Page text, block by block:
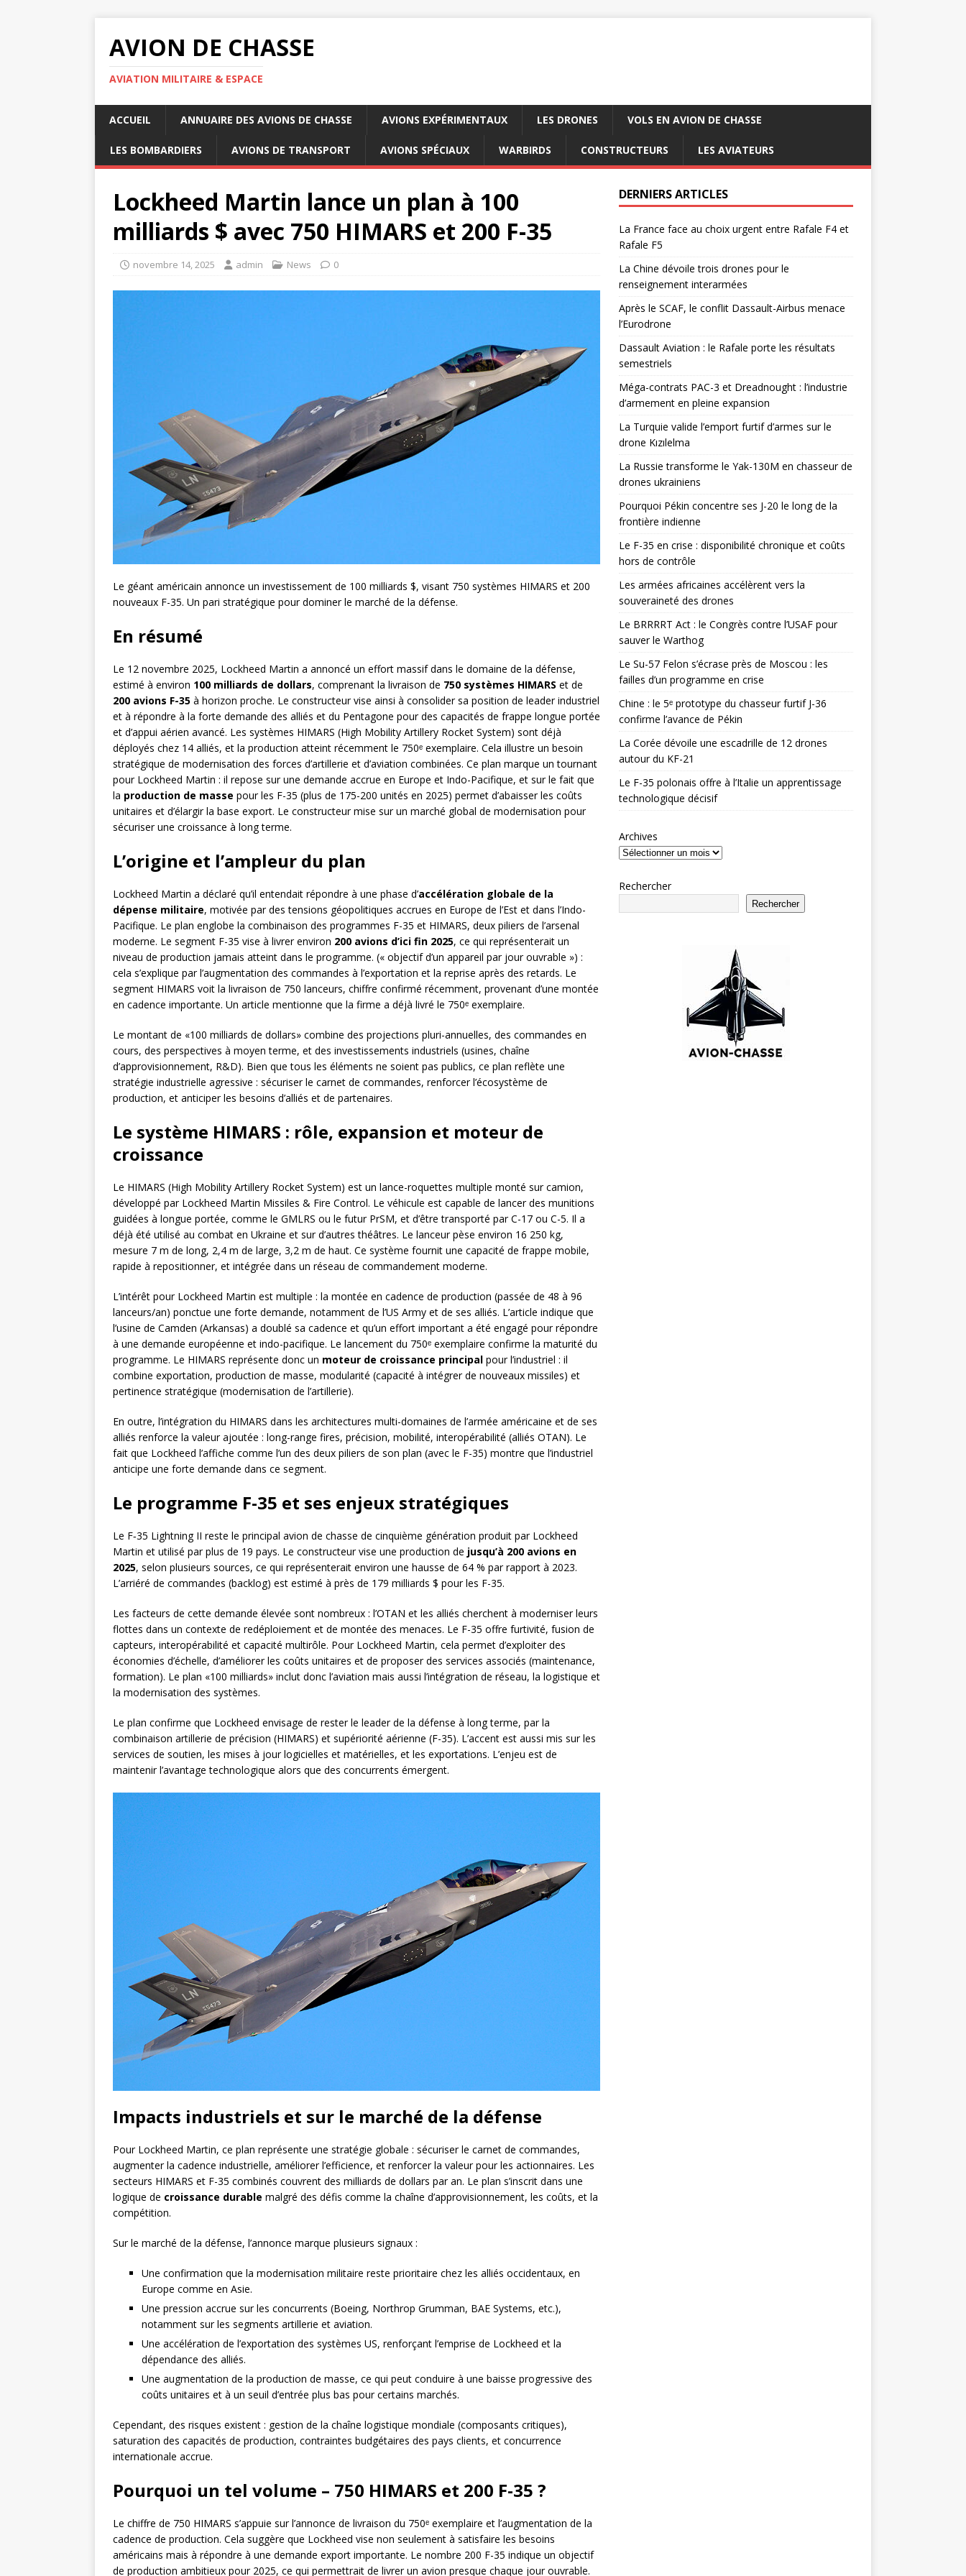
AVION DE CHASSE
AVIATION MILITAIRE & ESPACE
ACCUEIL ANNUAIRE DES AVIONS DE CHASSE AVIONS EXPÉRIMENTAUX LES DRONES VOLS EN AVION DE CHASSE
LES BOMBARDIERS AVIONS DE TRANSPORT AVIONS SPÉCIAUX WARBIRDS CONSTRUCTEURS LES AVIATEURS
Lockheed Martin lance un plan à 100
milliards $ avec 750 HIMARS et 200 F-35
novembre 14, 2025 admin News 0
Le géant américain annonce un investissement de 100 milliards $, visant 750 systèmes HIMARS et 200
nouveaux F-35. Un pari stratégique pour dominer le marché de la défense.
En résumé
Le 12 novembre 2025, Lockheed Martin a annoncé un effort massif dans le domaine de la défense,
estimé à environ 100 milliards de dollars, comprenant la livraison de 750 systèmes HIMARS et de
200 avions F-35 à horizon proche. Le constructeur vise ainsi à consolider sa position de leader industriel
et à répondre à la forte demande des alliés et du Pentagone pour des capacités de frappe longue portée
et d’appui aérien avancé. Les systèmes HIMARS (High Mobility Artillery Rocket System) sont déjà
déployés chez 14 alliés, et la production atteint récemment le 750ᵉ exemplaire. Cela illustre un besoin
stratégique de modernisation des forces d’artillerie et d’aviation combinées. Ce plan marque un tournant
pour Lockheed Martin : il repose sur une demande accrue en Europe et Indo-Pacifique, et sur le fait que
la production de masse pour les F-35 (plus de 175-200 unités en 2025) permet d’abaisser les coûts
unitaires et d’élargir la base export. Le constructeur mise sur un marché global de modernisation pour
sécuriser une croissance à long terme.
L’origine et l’ampleur du plan
Lockheed Martin a déclaré qu’il entendait répondre à une phase d’accélération globale de la
dépense militaire, motivée par des tensions géopolitiques accrues en Europe de l’Est et dans l’Indo-
Pacifique. Le plan englobe la combinaison des programmes F-35 et HIMARS, deux piliers de l’arsenal
moderne. Le segment F-35 vise à livrer environ 200 avions d’ici fin 2025, ce qui représenterait un
niveau de production jamais atteint dans le programme. (« objectif d’un appareil par jour ouvrable ») :
cela s’explique par l’augmentation des commandes à l’exportation et la reprise après des retards. Le
segment HIMARS voit la livraison de 750 lanceurs, chiffre confirmé récemment, provenant d’une montée
en cadence importante. Un article mentionne que la firme a déjà livré le 750ᵉ exemplaire.
Le montant de «100 milliards de dollars» combine des projections pluri-annuelles, des commandes en
cours, des perspectives à moyen terme, et des investissements industriels (usines, chaîne
d’approvisionnement, R&D). Bien que tous les éléments ne soient pas publics, ce plan reflète une
stratégie industrielle agressive : sécuriser le carnet de commandes, renforcer l’écosystème de
production, et anticiper les besoins d’alliés et de partenaires.
Le système HIMARS : rôle, expansion et moteur de
croissance
Le HIMARS (High Mobility Artillery Rocket System) est un lance-roquettes multiple monté sur camion,
développé par Lockheed Martin Missiles & Fire Control. Le véhicule est capable de lancer des munitions
guidées à longue portée, comme le GMLRS ou le futur PrSM, et d’être transporté par C-17 ou C-5. Il a
déjà été utilisé au combat en Ukraine et sur d’autres théâtres. Le lanceur pèse environ 16 250 kg,
mesure 7 m de long, 2,4 m de large, 3,2 m de haut. Ce système fournit une capacité de frappe mobile,
rapide à repositionner, et intégrée dans un réseau de commandement moderne.
L’intérêt pour Lockheed Martin est multiple : la montée en cadence de production (passée de 48 à 96
lanceurs/an) ponctue une forte demande, notamment de l’US Army et de ses alliés. L’article indique que
l’usine de Camden (Arkansas) a doublé sa cadence et qu’un effort important a été engagé pour répondre
à une demande européenne et indo-pacifique. Le lancement du 750ᵉ exemplaire confirme la maturité du
programme. Le HIMARS représente donc un moteur de croissance principal pour l’industriel : il
combine exportation, production de masse, modularité (capacité à intégrer de nouveaux missiles) et
pertinence stratégique (modernisation de l’artillerie).
En outre, l’intégration du HIMARS dans les architectures multi-domaines de l’armée américaine et de ses
alliés renforce la valeur ajoutée : long-range fires, précision, mobilité, interopérabilité (alliés OTAN). Le
fait que Lockheed l’affiche comme l’un des deux piliers de son plan (avec le F-35) montre que l’industriel
anticipe une forte demande dans ce segment.
Le programme F-35 et ses enjeux stratégiques
Le F‑35 Lightning II reste le principal avion de chasse de cinquième génération produit par Lockheed
Martin et utilisé par plus de 19 pays. Le constructeur vise une production de jusqu’à 200 avions en
2025, selon plusieurs sources, ce qui représenterait environ une hausse de 64 % par rapport à 2023.
L’arriéré de commandes (backlog) est estimé à près de 179 milliards $ pour les F-35.
Les facteurs de cette demande élevée sont nombreux : l’OTAN et les alliés cherchent à moderniser leurs
flottes dans un contexte de redéploiement et de montée des menaces. Le F-35 offre furtivité, fusion de
capteurs, interopérabilité et capacité multirôle. Pour Lockheed Martin, cela permet d’exploiter des
économies d’échelle, d’améliorer les coûts unitaires et de proposer des services associés (maintenance,
formation). Le plan «100 milliards» inclut donc l’aviation mais aussi l’intégration de réseau, la logistique et
la modernisation des systèmes.
Le plan confirme que Lockheed envisage de rester le leader de la défense à long terme, par la
combinaison artillerie de précision (HIMARS) et supériorité aérienne (F-35). L’accent est aussi mis sur les
services de soutien, les mises à jour logicielles et matérielles, et les exportations. L’enjeu est de
maintenir l’avantage technologique alors que des concurrents émergent.
Impacts industriels et sur le marché de la défense
Pour Lockheed Martin, ce plan représente une stratégie globale : sécuriser le carnet de commandes,
augmenter la cadence industrielle, améliorer l’efficience, et renforcer la valeur pour les actionnaires. Les
secteurs HIMARS et F-35 combinés couvrent des milliards de dollars par an. Le plan s’inscrit dans une
logique de croissance durable malgré des défis comme la chaîne d’approvisionnement, les coûts, et la
compétition.
Sur le marché de la défense, l’annonce marque plusieurs signaux :
Une confirmation que la modernisation militaire reste prioritaire chez les alliés occidentaux, en
Europe comme en Asie.
Une pression accrue sur les concurrents (Boeing, Northrop Grumman, BAE Systems, etc.),
notamment sur les segments artillerie et aviation.
Une accélération de l’exportation des systèmes US, renforçant l’emprise de Lockheed et la
dépendance des alliés.
Une augmentation de la production de masse, ce qui peut conduire à une baisse progressive des
coûts unitaires et à un seuil d’entrée plus bas pour certains marchés.
Cependant, des risques existent : gestion de la chaîne logistique mondiale (composants critiques),
saturation des capacités de production, contraintes budgétaires des pays clients, et concurrence
internationale accrue.
Pourquoi un tel volume – 750 HIMARS et 200 F-35 ?
Le chiffre de 750 HIMARS s’appuie sur l’annonce de livraison du 750ᵉ exemplaire et l’augmentation de la
cadence de production. Cela suggère que Lockheed vise non seulement à satisfaire les besoins
américains mais à répondre à une demande export importante. Le nombre 200 F-35 indique un objectif
de production ambitieux pour 2025, ce qui permettrait de livrer un avion presque chaque jour ouvrable.
DERNIERS ARTICLES
La France face au choix urgent entre Rafale F4 et
Rafale F5
La Chine dévoile trois drones pour le
renseignement interarmées
Après le SCAF, le conflit Dassault-Airbus menace
l’Eurodrone
Dassault Aviation : le Rafale porte les résultats
semestriels
Méga-contrats PAC-3 et Dreadnought : l’industrie
d’armement en pleine expansion
La Turquie valide l’emport furtif d’armes sur le
drone Kızılelma
La Russie transforme le Yak-130M en chasseur de
drones ukrainiens
Pourquoi Pékin concentre ses J-20 le long de la
frontière indienne
Le F-35 en crise : disponibilité chronique et coûts
hors de contrôle
Les armées africaines accélèrent vers la
souveraineté des drones
Le BRRRRT Act : le Congrès contre l’USAF pour
sauver le Warthog
Le Su-57 Felon s’écrase près de Moscou : les
failles d’un programme en crise
Chine : le 5ᵉ prototype du chasseur furtif J-36
confirme l’avance de Pékin
La Corée dévoile une escadrille de 12 drones
autour du KF-21
Le F-35 polonais offre à l’Italie un apprentissage
technologique décisif
Archives
Rechercher
Rechercher